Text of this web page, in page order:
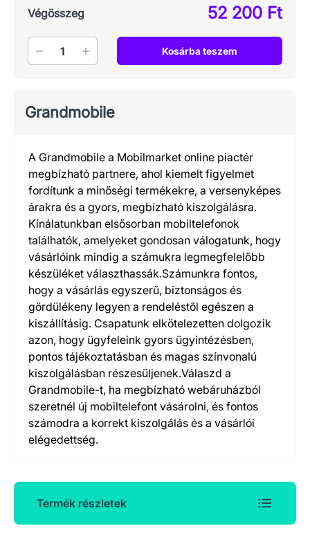
Végösszeg 52 200 Ft
Mennyiség Kosárba teszem
Grandmobile
A Grandmobile a Mobilmarket online piactér
megbízható partnere, ahol kiemelt figyelmet
fordítunk a minőségi termékekre, a versenyképes
árakra és a gyors, megbízható kiszolgálásra.
Kínálatunkban elsősorban mobiltelefonok
találhatók, amelyeket gondosan válogatunk, hogy
vásárlóink mindig a számukra legmegfelelőbb
készüléket választhassák.Számunkra fontos,
hogy a vásárlás egyszerű, biztonságos és
gördülékeny legyen a rendeléstől egészen a
kiszállításig. Csapatunk elkötelezetten dolgozik
azon, hogy ügyfeleink gyors ügyintézésben,
pontos tájékoztatásban és magas színvonalú
kiszolgálásban részesüljenek.Válaszd a
Grandmobile-t, ha megbízható webáruházból
szeretnél új mobiltelefont vásárolni, és fontos
számodra a korrekt kiszolgálás és a vásárlói
elégedettség.
Termék részletek